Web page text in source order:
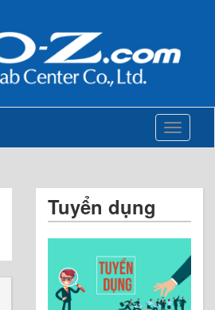
Toggle
Tuyển dụng